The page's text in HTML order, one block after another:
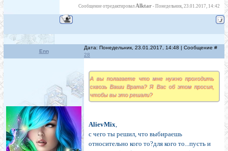
Сообщение отредактировал Alktar - Понедельник, 23.01.2017, 14:42
Enn
Дата: Понедельник, 23.01.2017, 14:48 | Сообщение #
28
А вы полагаете что мне нужно проходить
сквозь Ваши Врата? Я Вас об этом просил,
чтобы вы это решали?
AlievMix,
с чего ты решил, что выбираешь
относительно кого то?для кого то...пусть и